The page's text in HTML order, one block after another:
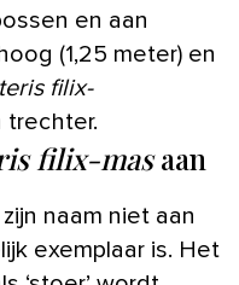
en aan
(1,25 meter) en
filix-
trechter.
filix-masaan
naam niet aan
exemplaar is. Het